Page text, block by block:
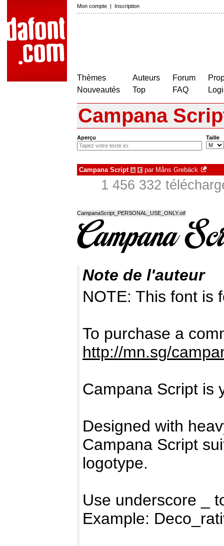
Mon compte | Inscription
Thèmes
Nouveautés
Auteurs
Top
Forum
FAQ
Campana
Aperçu Taille
Campana Script à € par Måns Grebäck
1 456 332
CampanaScript_PERSONAL_USE_ONLY.otf
Note de l'auteur
NOTE: This font is
To purchase a
http://mn.sg/
Campana Script is
Designed with
Campana Script
logotype.
Use underscore _
Example: